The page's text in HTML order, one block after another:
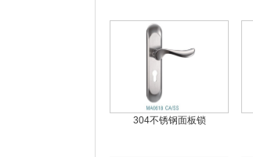
304不锈钢面板锁